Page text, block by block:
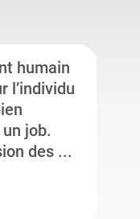
humain
l’individu
job.
des ...